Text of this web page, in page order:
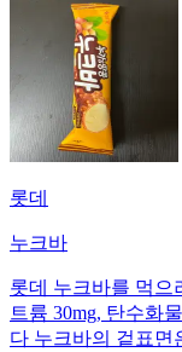
롯데
누크바
롯데 누크바를 먹으
트륨 30mg, 탄수화
다 누크바의 겉표면